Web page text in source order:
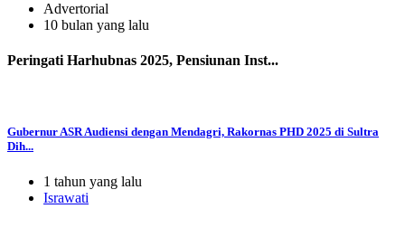
Advertorial
10 bulan yang lalu
Peringati Harhubnas 2025, Pensiunan Inst...
Gubernur ASR Audiensi dengan Mendagri, Rakornas PHD 2025 di Sultra
Dih...
1 tahun yang lalu
Israwati